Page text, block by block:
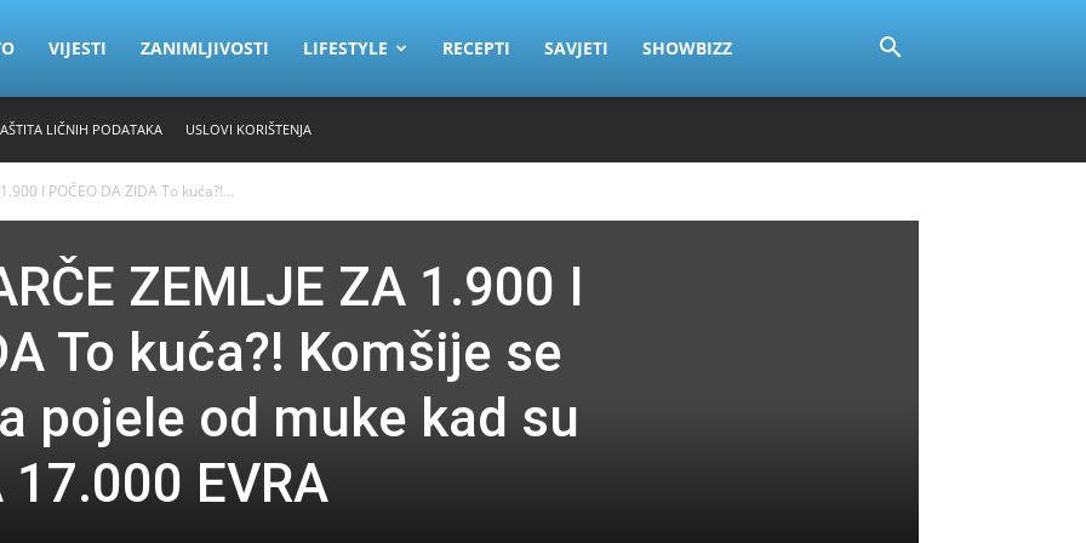
VIJESTI ZANIMLJIVOSTI LIFESTYLE RECEPTI SAVJETI SHOWBIZZ
LIČNIH PODATAKA USLOVI KORIŠTENJA
I POČEO DA ZIDA To kuća?!...
ZEMLJE ZA 1.900 I
To kuća?! Komšije se
pojele od muke kad su
EVRA